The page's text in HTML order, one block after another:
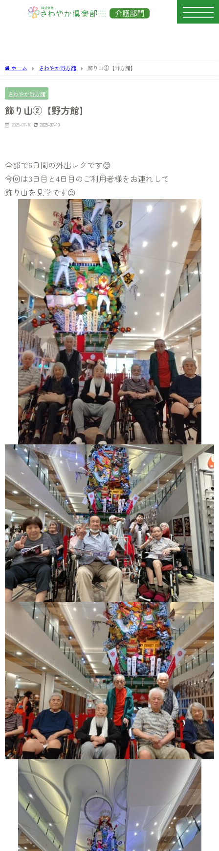
ホーム さわやか野方館 飾り山②【野方館】
さわやか野方館
飾り山②【野方館】
2025-07-10 2025-07-10
全部で6日間の外出レクです😊
今回は3日目と4日目のご利用者様をお連れして
飾り山を見学です😉